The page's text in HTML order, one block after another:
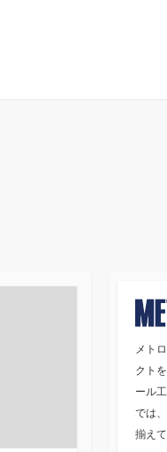
メト
クト
ール
では
揃えて